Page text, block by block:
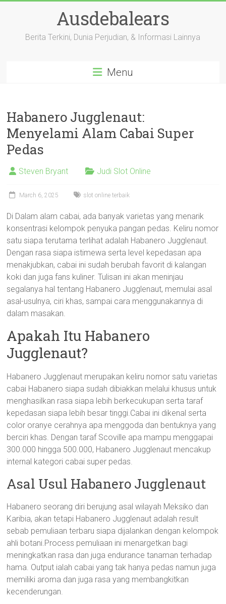
Ausdebalears
Berita Terkini, Dunia Perjudian, & Informasi Lainnya
Menu
Habanero Jugglenaut:
Menyelami Alam Cabai Super
Pedas
Steven Bryant Judi Slot Online
March 6, 2025 slot online terbaik
Di Dalam alam cabai, ada banyak varietas yang menarik
konsentrasi kelompok penyuka pangan pedas. Keliru nomor
satu siapa terutama terlihat adalah Habanero Jugglenaut.
Dengan rasa siapa istimewa serta level kepedasan apa
menakjubkan, cabai ini sudah berubah favorit di kalangan
koki dan juga fans kuliner. Tulisan ini akan meninjau
segalanya hal tentang Habanero Jugglenaut, memulai asal
asal-usulnya, ciri khas, sampai cara menggunakannya di
dalam masakan.
Apakah Itu Habanero
Jugglenaut?
Habanero Jugglenaut merupakan keliru nomor satu varietas
cabai Habanero siapa sudah dibiakkan melalui khusus untuk
menghasilkan rasa siapa lebih berkecukupan serta taraf
kepedasan siapa lebih besar tinggi.Cabai ini dikenal serta
color oranye cerahnya apa menggoda dan bentuknya yang
berciri khas. Dengan taraf Scoville apa mampu menggapai
300.000 hingga 500.000, Habanero Jugglenaut mencakup
internal kategori cabai super pedas.
Asal Usul Habanero Jugglenaut
Habanero seorang diri berujung asal wilayah Meksiko dan
Karibia, akan tetapi Habanero Jugglenaut adalah result
sebab pemuliaan terbaru siapa dijalankan dengan kelompok
ahli botani.Process pemuliaan ini menargetkan bagi
meningkatkan rasa dan juga endurance tanaman terhadap
hama. Output ialah cabai yang tak hanya pedas namun juga
memiliki aroma dan juga rasa yang membangkitkan
kecenderungan.